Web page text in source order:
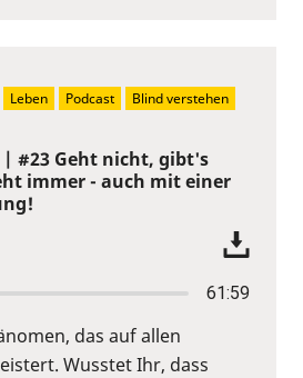
#23 Geht nicht, gibt's
immer - auch mit einer
61:59
das auf allen
Wusstet Ihr, dass
Leben Podcast Blind verstehen